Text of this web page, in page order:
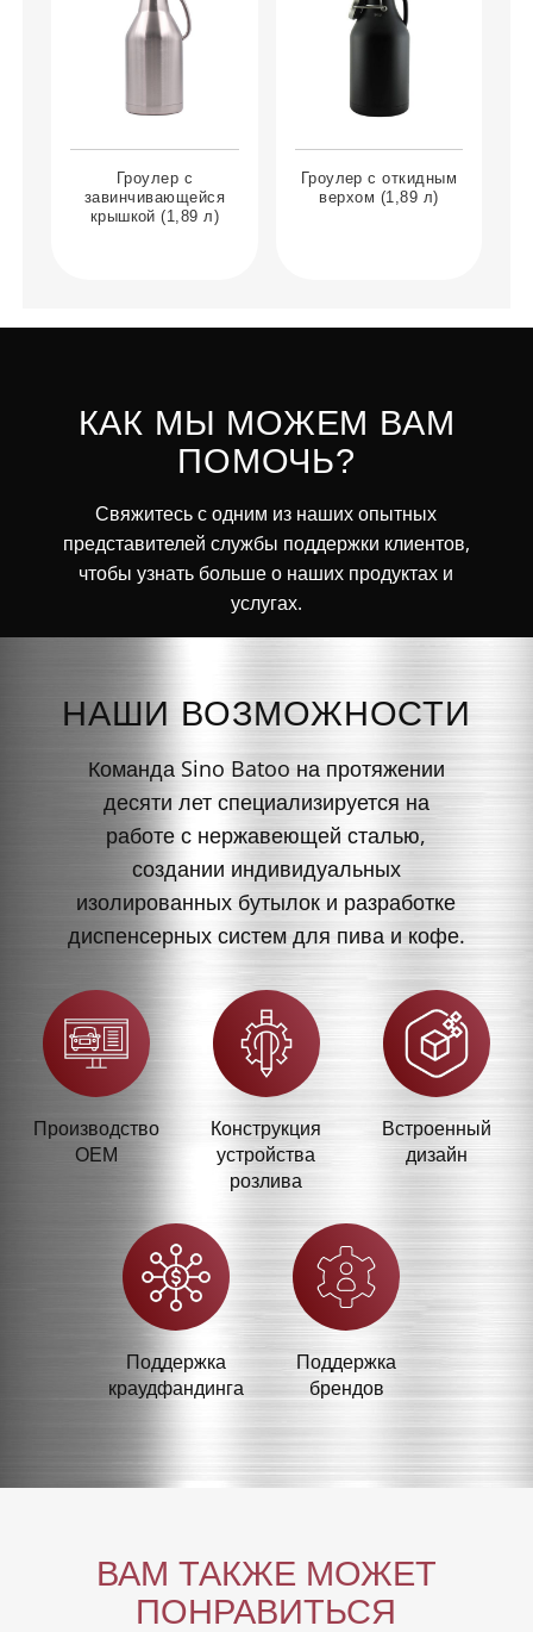
Гроулер с
завинчивающейся
крышкой (1,89 л)
Гроулер с откидным
верхом (1,89 л)
КАК МЫ МОЖЕМ ВАМ
ПОМОЧЬ?
Свяжитесь с одним из наших опытных
представителей службы поддержки клиентов,
чтобы узнать больше о наших продуктах и
услугах.
НАШИ ВОЗМОЖНОСТИ
Команда Sino Batoo на протяжении
десяти лет специализируется на
работе с нержавеющей сталью,
создании индивидуальных
изолированных бутылок и разработке
диспенсерных систем для пива и кофе.
Производство
OEM
Конструкция
устройства
розлива
Встроенный
дизайн
Поддержка
краудфандинга
Поддержка
брендов
ВАМ ТАКЖЕ МОЖЕТ
ПОНРАВИТЬСЯ